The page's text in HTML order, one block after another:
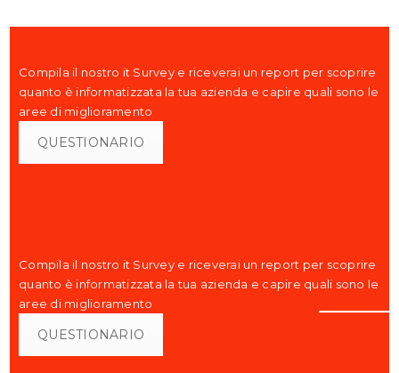
Compila il nostro it Survey e riceverai un report per scoprire
quanto è informatizzata la tua azienda e capire quali sono le
aree di miglioramento
QUESTIONARIO
Compila il nostro it Survey e riceverai un report per scoprire
quanto è informatizzata la tua azienda e capire quali sono le
aree di miglioramento
QUESTIONARIO